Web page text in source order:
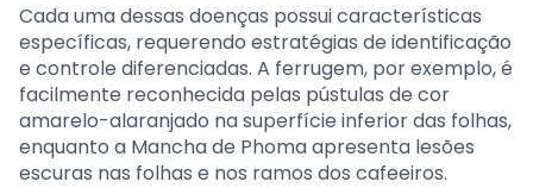
Cada uma dessas doenças possui características
específicas, requerendo estratégias de identificação
e controle diferenciadas. A ferrugem, por exemplo, é
facilmente reconhecida pelas pústulas de cor
amarelo-alaranjado na superfície inferior das folhas,
enquanto a Mancha de Phoma apresenta lesões
escuras nas folhas e nos ramos dos cafeeiros.